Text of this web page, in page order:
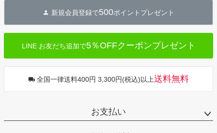
新規会員登録で500ポイントプレゼント
LINE お友だち追加で5％OFFクーポンプレゼント
全国一律送料400円 3,300円(税込)以上送料無料
お支払い